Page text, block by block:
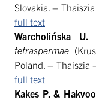
Slovakia. –
full text
Warcholińska U.
tetraspermae
Poland. – Thaiszia
full text
Kakes P. &